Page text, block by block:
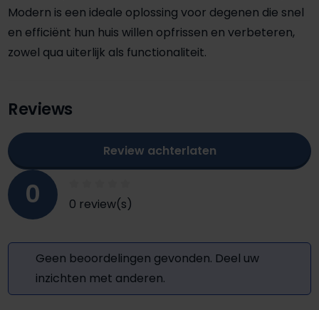
Modern is een ideale oplossing voor degenen die snel
en efficiënt hun huis willen opfrissen en verbeteren,
zowel qua uiterlijk als functionaliteit.
Reviews
0 0 review(s)
Review achterlaten
Geen beoordelingen gevonden. Deel uw
inzichten met anderen.